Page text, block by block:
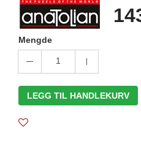
Mengde
1
LEGG TIL HANDLEKURV